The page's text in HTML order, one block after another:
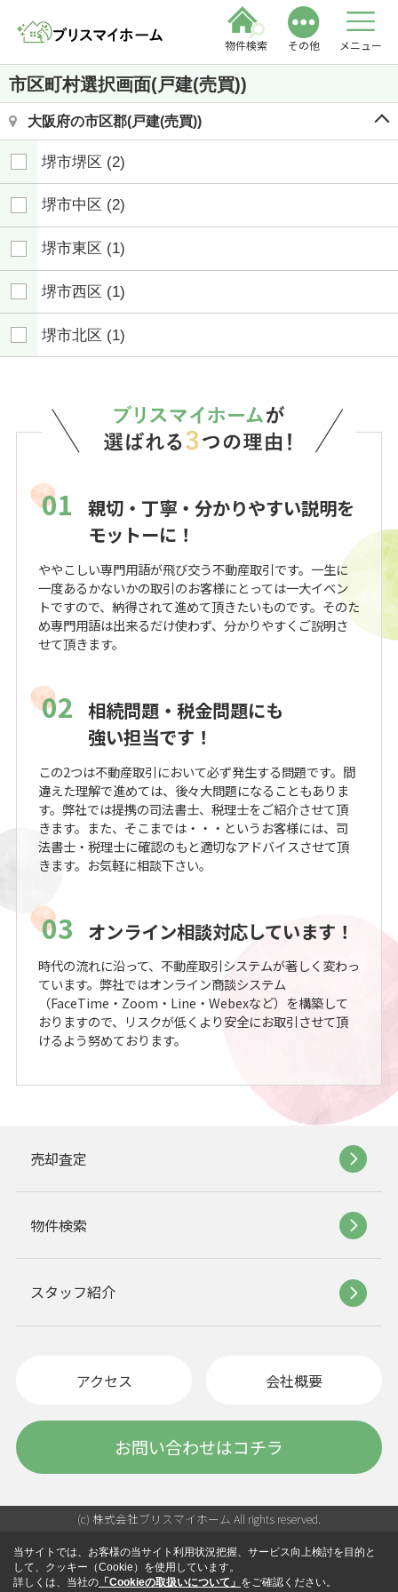
物件検索 その他 メニュー
市区町村選択画面(戸建(売買))
大阪府の市区郡(戸建(売買))
堺市堺区 (2)
堺市中区 (2)
堺市東区 (1)
堺市西区 (1)
堺市北区 (1)
01
親切・丁寧・分かりやすい説明を
モットーに！
ややこしい専門用語が飛び交う不動産取引です。一生に
一度あるかないかの取引のお客様にとっては一大イベン
トですので、納得されて進めて頂きたいものです。そのた
め専門用語は出来るだけ使わず、分かりやすくご説明さ
せて頂きます。
02 相続問題・税金問題にも
強い担当です！
この2つは不動産取引において必ず発生する問題です。間
違えた理解で進めては、後々大問題になることもありま
す。弊社では提携の司法書士、税理士をご紹介させて頂
きます。また、そこまでは・・・というお客様には、司
法書士・税理士に確認のもと適切なアドバイスさせて頂
きます。お気軽に相談下さい。
03 オンライン相談対応しています！
時代の流れに沿って、不動産取引システムが著しく変わっ
ています。弊社ではオンライン商談システム
（FaceTime・Zoom・Line・Webexなど）を構築して
おりますので、リスクが低くより安全にお取引させて頂
けるよう努めております。
売却査定
物件検索
スタッフ紹介
アクセス 会社概要
お問い合わせはコチラ
(c) 株式会社ブリスマイホーム All rights reserved.
当サイトでは、お客様の当サイト利用状況把握、サービス向上検討を目的と
して、クッキー（Cookie）を使用しています。
詳しくは、当社の 「Cookieの取扱いについて」 をご確認ください。